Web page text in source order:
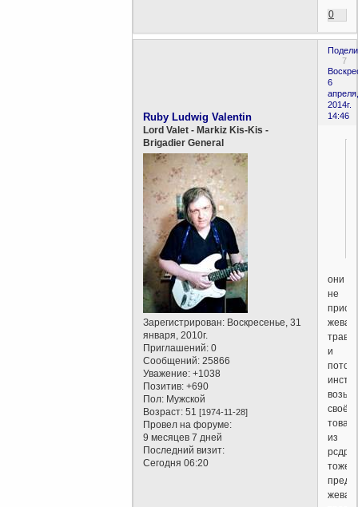
0
7
6
апреля,
2014г.
14:46
Ruby Ludwig Valentin
Lord Valet - Markiz Kis-Kis -
Brigadier General
Зарегистрирован: Воскресенье, 31
января, 2010г.
Приглашений: 0
Сообщений: 25866
Уважение: +1038
Позитив: +690
Пол: Мужской
Возраст: 51[1974-11-28]
Провел на форуме:
9 месяцев 7 дней
Последний визит:
Сегодня 06:20
они
не
траву.
и
потом
своё.
из
рсдрп
тоже